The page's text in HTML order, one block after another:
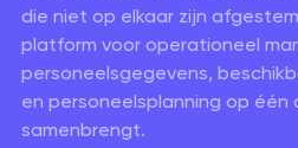
die niet op elkaar zijn
platform voor operationeel
personeelsgegevens,
en personeelsplanning op één
samenbrengt.